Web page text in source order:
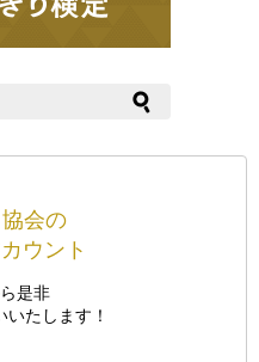
会の
ウント
是非
たします！